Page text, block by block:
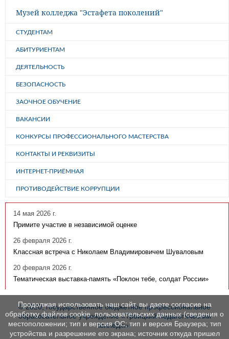
Музей колледжа "Эстафета поколений"
СТУДЕНТАМ
АБИТУРИЕНТАМ
ДЕЯТЕЛЬНОСТЬ
БЕЗОПАСНОСТЬ
ЗАОЧНОЕ ОБУЧЕНИЕ
ВАКАНСИИ
КОНКУРСЫ ПРОФЕССИОНАЛЬНОГО МАСТЕРСТВА
КОНТАКТЫ И РЕКВИЗИТЫ
ИНТЕРНЕТ-ПРИЁМНАЯ
ПРОТИВОДЕЙСТВИЕ КОРРУПЦИИ
14 мая 2026 г.
Примите участие в независимой оценке
26 февраля 2026 г.
Классная встреча с Николаем Владимировичем Шуваловым
20 февраля 2026 г.
Тематическая выставка-память «Поклон тебе, солдат России»
© 2020, государственное бюджетное профессиональное
образовательное учреждение «Троицкий педагогический
колледж»
Продолжая использовать наш сайт, вы даете согласие на
обработку файлов cookie, пользовательских данных (сведения о
местоположении; тип и версия ОС; тип и версия Браузера; тип
устройства и разрешение его экрана; источник откуда пришел